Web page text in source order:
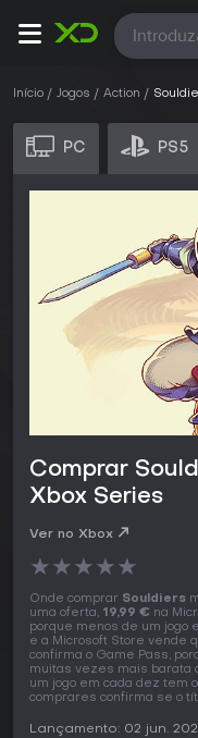
Todas
Início Jogos Action
PC PS5
Comprar
Xbox Series
Ver no Xbox
★★★★★
Onde comprar Souldiers
uma oferta, 19,99 € na
porque menos de um jogo
e a Microsoft Store vende
confirma o Game Pass,
muitas vezes mais barata
um jogo em cada dez tem
comprares confirma se o
Lançamento: 02 jun.